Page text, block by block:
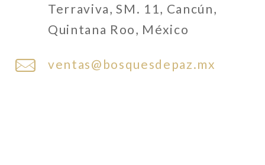
Terraviva, SM. 11, Cancún,
Quintana Roo, México
ventas@bosquesdepaz.mx